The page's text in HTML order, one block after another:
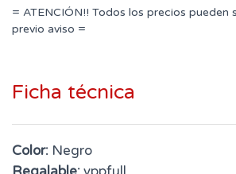
= ATENCIÓN!! Todos los precios pueden
previo aviso =
Ficha técnica
Color: Negro